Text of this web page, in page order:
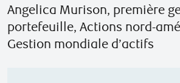
Angelica Murison, première
portefeuille, Actions nord-
Gestion mondiale d’actifs